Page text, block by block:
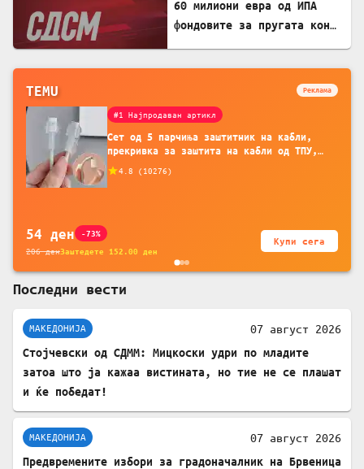
60 милиони евра од ИПА
фондовите за пругата кон
TEMU Реклама
#1 Најпродаван артикл
Сет од 5 парчиња заштитник на кабли,
прекривка за заштита на кабли од ТПУ,
батерија, за мобилни телефони, комплет
4.8 ( 10276)
54 ден -73%
206денЗаштедете 152.00 ден
Купи сега
Последни вести
МАКЕДОНИЈА 07 август 2026
Стојчевски од СДММ: Мицкоски удри по младите
затоа што ја кажаа вистината, но тие не се плашат
и ќе победат!
МАКЕДОНИЈА 07 август 2026
Предвремените избори за градоначалник на Брвеница